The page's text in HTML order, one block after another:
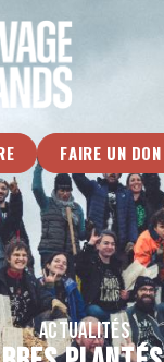
FAIRE UN DON
ACTUALITÉS